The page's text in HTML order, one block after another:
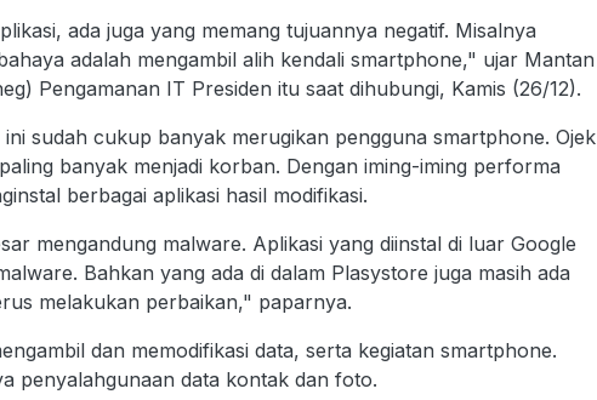
ada juga yang memang tujuannya negatif. Misalnya
adalah mengambil alih kendali smartphone," ujar Mantan
Pengamanan IT Presiden itu saat dihubungi, Kamis (26/12).
sudah cukup banyak merugikan pengguna smartphone. Ojek
banyak menjadi korban. Dengan iming-iming performa
berbagai aplikasi hasil modifikasi.
mengandung malware. Aplikasi yang diinstal di luar Google
Bahkan yang ada di dalam Plasystore juga masih ada
melakukan perbaikan," paparnya.
dan memodifikasi data, serta kegiatan smartphone.
penyalahgunaan data kontak dan foto.